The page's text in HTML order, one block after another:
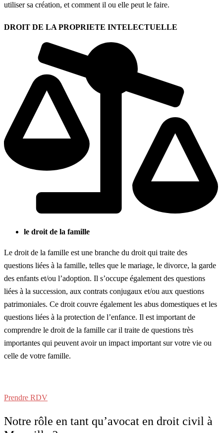
utiliser sa création, et comment il ou elle peut le faire.
DROIT DE LA PROPRIETE INTELECTUELLE
le droit de la famille
Le droit de la famille est une branche du droit qui traite des
questions liées à la famille, telles que le mariage, le divorce, la garde
des enfants et/ou l’adoption. Il s’occupe également des questions
liées à la succession, aux contrats conjugaux et/ou aux questions
patrimoniales. Ce droit couvre également les abus domestiques et les
questions liées à la protection de l’enfance. Il est important de
comprendre le droit de la famille car il traite de questions très
importantes qui peuvent avoir un impact important sur votre vie ou
celle de votre famille.
Prendre RDV
Notre rôle en tant qu’avocat en droit civil à